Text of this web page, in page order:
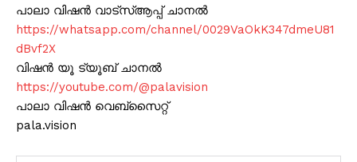
പാലാ വിഷൻ വാട്സ്ആപ്പ് ചാനൽ
https://whatsapp.com/channel/0029VaOkK347dmeU81
dBvf2X
വിഷൻ യൂ ട്യൂബ് ചാനൽ
https://youtube.com/@palavision
പാലാ വിഷൻ വെബ്സൈറ്റ്
pala.vision